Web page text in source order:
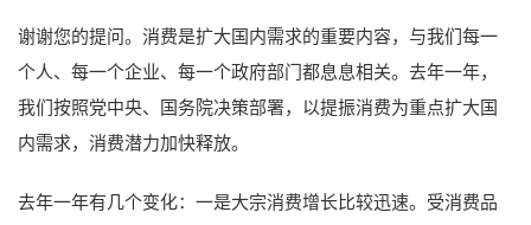
谢谢您的提问。消费是扩大国内需求的重要内容，与我们每一
个人、每一个企业、每一个政府部门都息息相关。去年一年，
我们按照党中央、国务院决策部署，以提振消费为重点扩大国
内需求，消费潜力加快释放。
去年一年有几个变化：一是大宗消费增长比较迅速。受消费品